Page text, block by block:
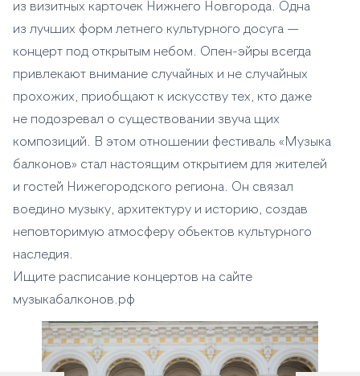
из визитных карточек Нижнего Новгорода. Одна
из лучших форм летнего культурного досуга —
концерт под открытым небом. Опен-эйры всегда
привлекают внимание случайных и не случайных
прохожих, приобщают к искусству тех, кто даже
не подозревал о существовании звуча щих
композиций. В этом отношении фестиваль «Музыка
балконов» стал настоящим открытием для жителей
и гостей Нижегородского региона. Он связал
воедино музыку, архитектуру и историю, создав
неповторимую атмосферу объектов культурного
наследия.
Ищите расписание концертов на сайте
музыкабалконов.рф